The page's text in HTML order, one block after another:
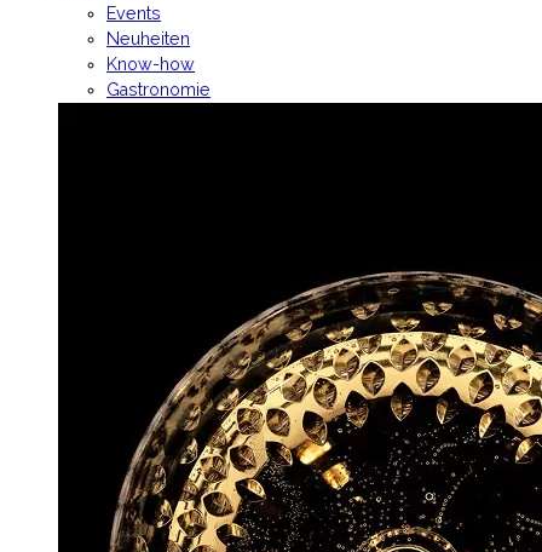
Events
Neuheiten
Know-how
Gastronomie